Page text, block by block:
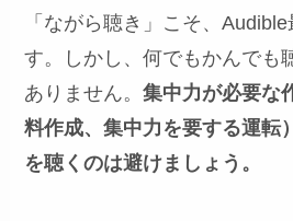
「ながら聴き」こそ、
す。しかし、何でもかんでも
ありません。集中力が必要な
料作成、集中力を要する運転
を聴くのは避けましょう。